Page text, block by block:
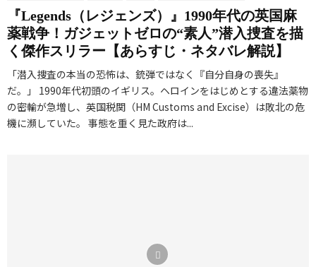
『Legends（レジェンズ）』1990年代の英国麻
薬戦争！ガジェットゼロの“素人”潜入捜査を描
く傑作スリラー【あらすじ・ネタバレ解説】
「潜入捜査の本当の恐怖は、銃弾ではなく『自分自身の喪失』
だ。」 1990年代初頭のイギリス。ヘロインをはじめとする違法薬物
の密輸が急増し、英国税関（HM Customs and Excise）は敗北の危
機に瀕していた。 事態を重く見た政府は...